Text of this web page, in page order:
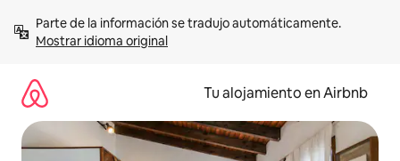
contenidoMostrar idioma original
Tu alojamiento en Airbnb